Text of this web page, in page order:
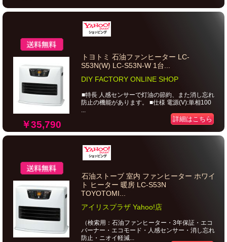
￥35,790
トヨトミ 石油ファンヒーター LC-
S53N(W) LC-S53N-W 1台...
DIY FACTORY ONLINE SHOP
■特長 人感センサーで灯油の節約、また消し忘れ
防止の機能があります。 ■仕様 電源(V):単相100
...
詳細はこちら
石油ストーブ 室内 ファンヒーター ホワイ
ト ヒーター 暖房 LC-S53N
TOYOTOMI...
アイリスプラザ Yahoo!店
（検索用：石油ファンヒーター・3年保証・エコ
バーナー・エコモード・人感センサー・消し忘れ
防止・ニオイ軽減...